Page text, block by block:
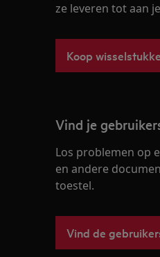
ze leveren tot aan
Koop
Vind je
Los problemen op
en andere
toestel.
Vind de